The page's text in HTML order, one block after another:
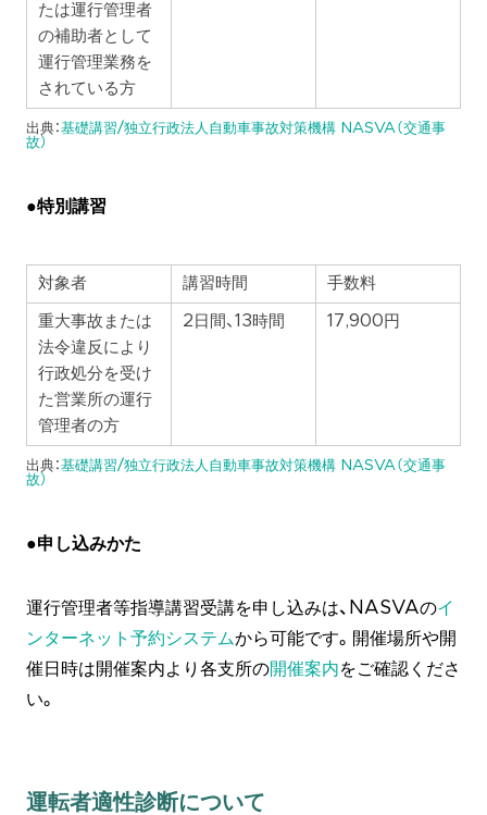
たは運行管理者
の補助者として
運行管理業務を
されている方
出典：基礎講習/独立行政法人自動車事故対策機構 NASVA（交通事
故）
●特別講習
対象者 講習時間 手数料
重大事故または
法令違反により
行政処分を受け
た営業所の運行
管理者の方
2日間、13時間 17,900円
出典：基礎講習/独立行政法人自動車事故対策機構 NASVA（交通事
故）
●申し込みかた
運行管理者等指導講習受講を申し込みは、NASVAのイ
ンターネット予約システムから可能です。開催場所や開
催日時は開催案内より各支所の開催案内をご確認くださ
い。
運転者適性診断について